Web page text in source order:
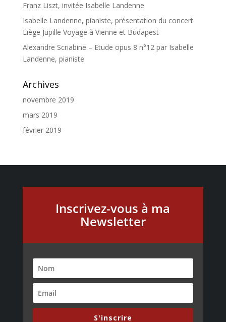
Franz Liszt, invitée Isabelle Landenne
Isabelle Landenne, pianiste, présentation du concert
Liège Jupille Voyage à Vienne et Budapest
Alexandre Scriabine – Etude opus 8 n°12 par Isabelle
Landenne, pianiste
Archives
novembre 2019
mars 2019
février 2019
Inscrivez-vous à ma
Newsletter
S'inscrire